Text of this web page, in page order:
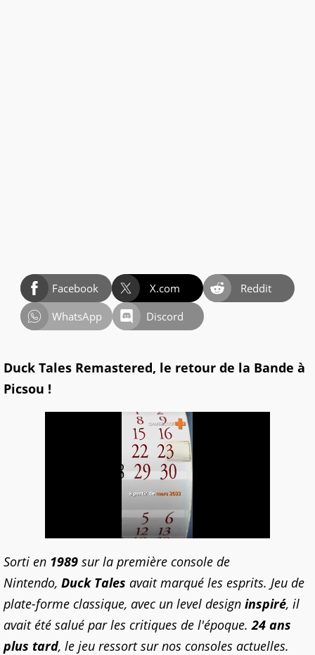
Facebook X.com
Reddit
WhatsApp
Discord
Duck Tales Remastered, le retour de la Bande à
Picsou !
Sorti en 1989 sur la première console de
Nintendo, Duck Tales avait marqué les esprits. Jeu de
plate-forme classique, avec un level design inspiré, il
avait été salué par les critiques de l'époque.24 ans
plus tard, le jeu ressort sur nos consoles actuelles.